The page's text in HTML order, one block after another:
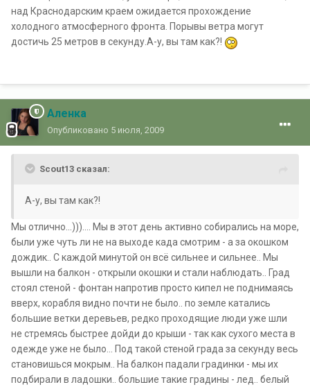
над Краснодарским краем ожидается прохождение
холодного атмосферного фронта. Порывы ветра могут
достичь 25 метров в секунду.А-у, вы там как?!
Аленка
Опубликовано 5 июля, 2009
Scout13 сказал:
А-у, вы там как?!
Мы отлично...))).... Мы в этот день активно собирались на море,
были уже чуть ли не на выходе када смотрим - а за окошком
дождик.. С каждой минутой он всё сильнее и сильнее.. Мы
вышли на балкон - открыли окошки и стали наблюдать.. Град
стоял стеной - фонтан напротив просто кипел не поднимаясь
вверх, корабля видно почти не было.. по земле катались
большие ветки деревьев, редко проходящие люди уже шли
не стремясь быстрее дойди до крыши - так как сухого места в
одежде уже не было... Под такой стеной града за секунду весь
становишься мокрым.. На балкон падали градинки - мы их
подбирали в ладошки.. большие такие градины - лед.. белый